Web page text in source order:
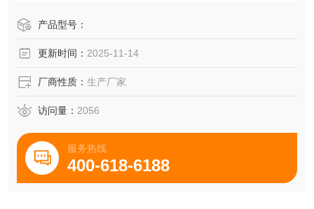
特点，在农业畜牧、食品、化工、石化、制药、烟草等多个
产品型号：
更新时间： 2025-11-14
厂商性质： 生产厂家
访问量： 2056
服务热线
400-618-6188